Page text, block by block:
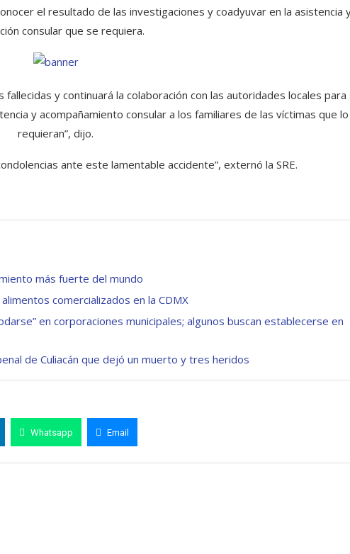
el resultado de las investigaciones y coadyuvar en la asistencia
consular que se requiera.
y continuará la colaboración con las autoridades locales para
y acompañamiento consular a los familiares de las víctimas que lo
requieran”, dijo.
ante este lamentable accidente”, externó la SRE.
más fuerte del mundo
comercializados en la CDMX
en corporaciones municipales; algunos buscan establecerse en
de Culiacán que dejó un muerto y tres heridos
Whatsapp Email